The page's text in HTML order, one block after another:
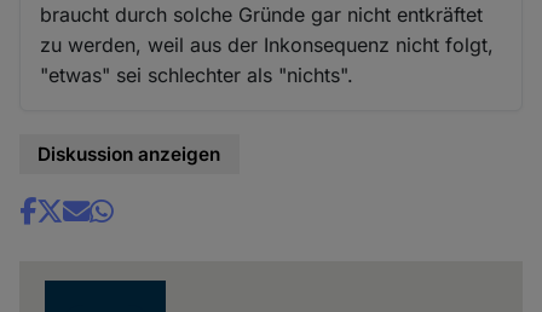
braucht durch solche Gründe gar nicht entkräftet
zu werden, weil aus der Inkonsequenz nicht folgt,
"etwas" sei schlechter als "nichts".
Diskussion anzeigen
Share